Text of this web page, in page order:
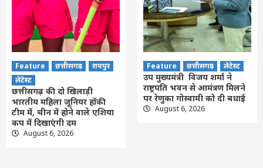
Feature छत्तीसगढ़
रायपुर
लेटेस्ट
छत्तीसगढ़ की दो खिलाड़ी
भारतीय महिला जूनियर हॉकी
टीम में, चीन में होने वाले एशिया
कप में दिखाएंगी दम
August 6, 2026
Feature छत्तीसगढ़ लेटेस्ट
उप मुख्यमंत्री विजय शर्मा ने
राष्ट्रपति भवन से आमंत्रण मिलने
पर रेणुका गोस्वामी को दी बधाई
August 6, 2026
Feature छत्तीसगढ़
मुख्यमंत्री साय ने की जनसंपर्क विभाग के ‘मुस्कुराता